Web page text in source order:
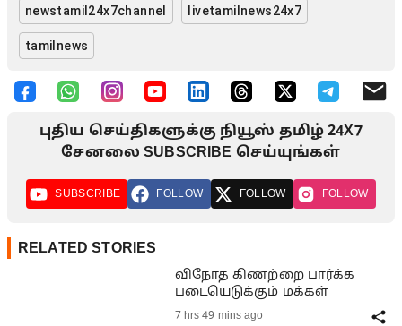
newstamil24x7channel livetamilnews24x7
tamilnews
புதிய செய்திகளுக்கு நியூஸ் தமிழ் 24X7
சேனலை SUBSCRIBE செய்யுங்கள்
SUBSCRIBE FOLLOW FOLLOW FOLLOW
RELATED STORIES
விநோத கிணற்றை பார்க்க
படையெடுக்கும் மக்கள்
7 hrs 49 mins ago